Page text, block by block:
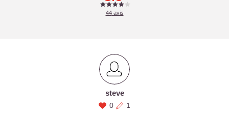
44avis
steve
0 1